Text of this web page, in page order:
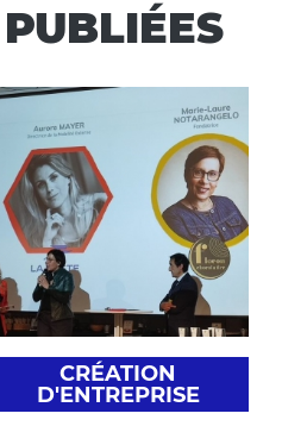
CRÉATION
D'ENTREPRISE